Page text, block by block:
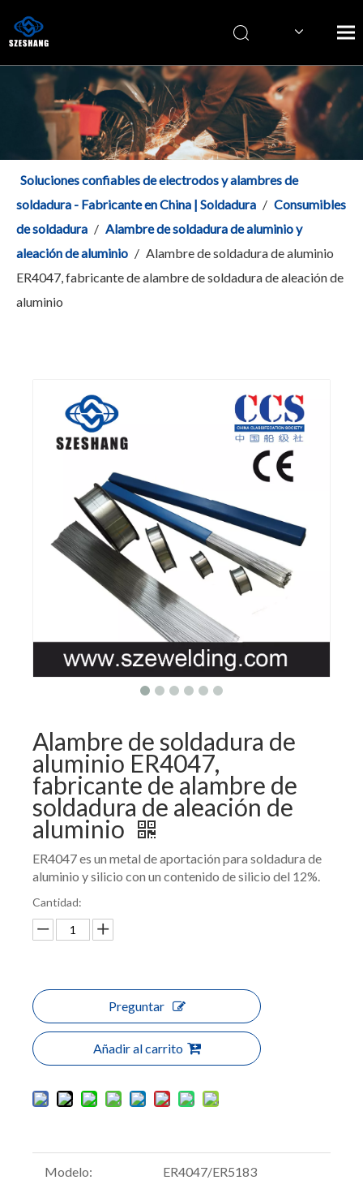
简体中文
English
Soluciones confiables de electrodos y alambres de
soldadura - Fabricante en China | Soldadura / Consumibles
de soldadura / Alambre de soldadura de aluminio y
aleación de aluminio / Alambre de soldadura de aluminio
ER4047, fabricante de alambre de soldadura de aleación de
aluminio
Alambre de soldadura de
aluminio ER4047,
fabricante de alambre de
soldadura de aleación de
aluminio
ER4047 es un metal de aportación para soldadura de
aluminio y silicio con un contenido de silicio del 12%.
Cantidad:
Preguntar
Añadir al carrito
Modelo:
ER4047/ER5183